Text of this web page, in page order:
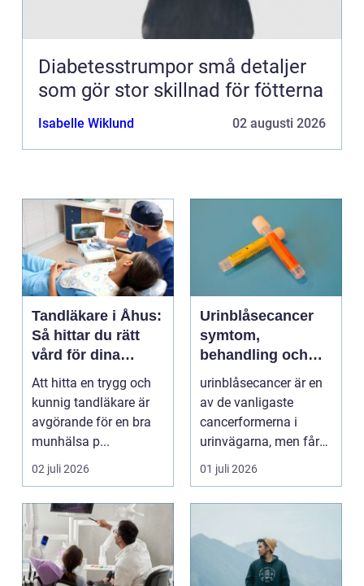
Diabetesstrumpor små detaljer
som gör stor skillnad för fötterna
Isabelle Wiklund 02 augusti 2026
Tandläkare i Åhus:
Så hittar du rätt
vård för dina
tänder
Att hitta en trygg och
kunnig tandläkare är
avgörande för en bra
munhälsa p...
02 juli 2026
Urinblåsecancer
symtom,
behandling och
vägen vidare
urinblåsecancer är en
av de vanligaste
cancerformerna i
urinvägarna, men får
ofta mindre
uppmärksamh...
01 juli 2026